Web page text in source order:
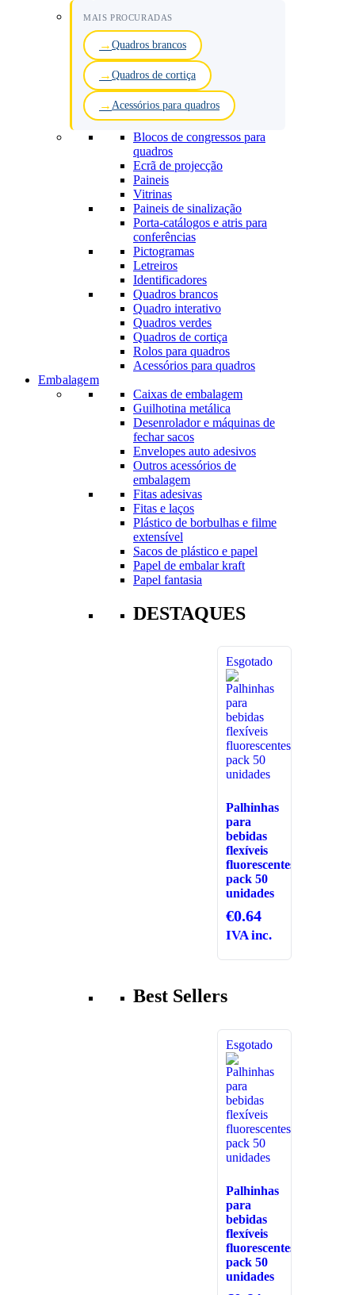
MAIS PROCURADAS
Quadros brancos
Quadros de cortiça
Acessórios para quadros
Blocos de congressos para
quadros
Ecrã de projecção
Paineis
Vitrinas
Paineis de sinalização
Porta-catálogos e atris para
conferências
Pictogramas
Letreiros
Identificadores
Quadros brancos
Quadro interativo
Quadros verdes
Quadros de cortiça
Rolos para quadros
Acessórios para quadros
Embalagem
Caixas de embalagem
Guilhotina metálica
Desenrolador e máquinas de
fechar sacos
Envelopes auto adesivos
Outros acessórios de
embalagem
Fitas adesivas
Fitas e laços
Plástico de borbulhas e filme
extensível
Sacos de plástico e papel
Papel de embalar kraft
Papel fantasia
DESTAQUES
Esgotado
Palhinhas
para
bebidas
flexíveis
fluorescentes
pack 50
unidades
€0.64
IVA inc.
Best Sellers
Esgotado
Palhinhas
para
bebidas
flexíveis
fluorescentes
pack 50
unidades